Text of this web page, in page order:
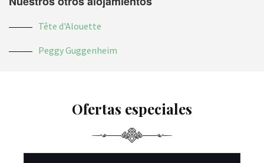
Tête d'Alouette
Peggy Guggenheim
Ofertas especiales